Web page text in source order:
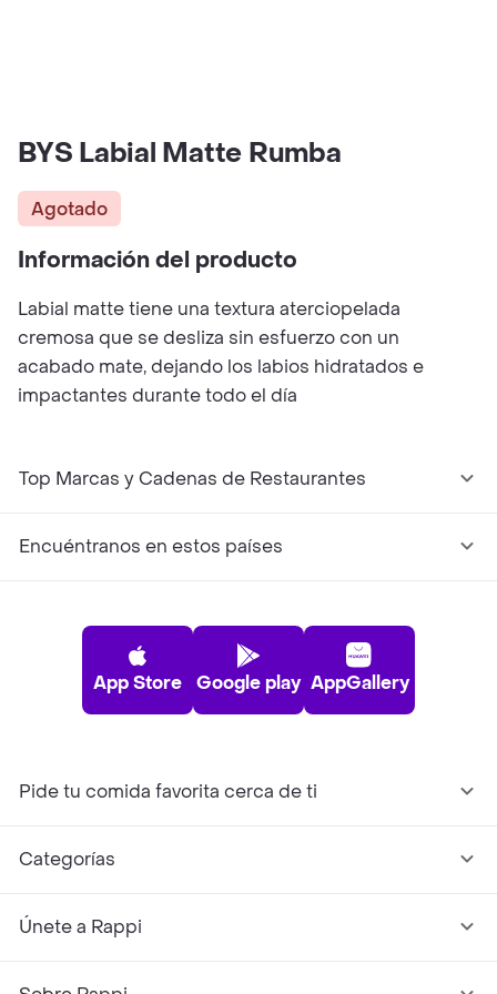
BYS Labial Matte Rumba
Agotado
Información del producto
Labial matte tiene una textura aterciopelada
cremosa que se desliza sin esfuerzo con un
acabado mate, dejando los labios hidratados e
impactantes durante todo el día
Top Marcas y Cadenas de Restaurantes
Encuéntranos en estos países
App Store Google play AppGallery
Pide tu comida favorita cerca de ti
Categorías
Únete a Rappi